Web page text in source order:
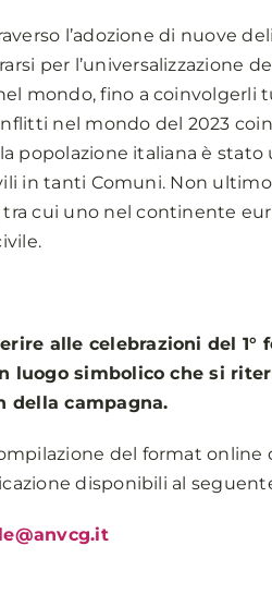
l’adozione di nuove
per l’universalizzazione
mondo, fino a coinvolgerli
nel mondo del 2023
popolazione italiana è
in tanti Comuni. Non
cui uno nel continente
alle celebrazioni del 1°
luogo simbolico che si
della campagna.
del format online
disponibili al